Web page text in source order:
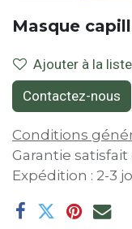
Masque
Ajouter à la
Contactez-nous
Conditions
Garantie
Expédition : 2-3